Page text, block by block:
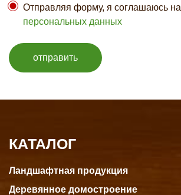
Отправляя форму, я соглашаюсь на
персональных данных
отправить
КАТАЛОГ
Ландшафтная продукция
Деревянное домостроение